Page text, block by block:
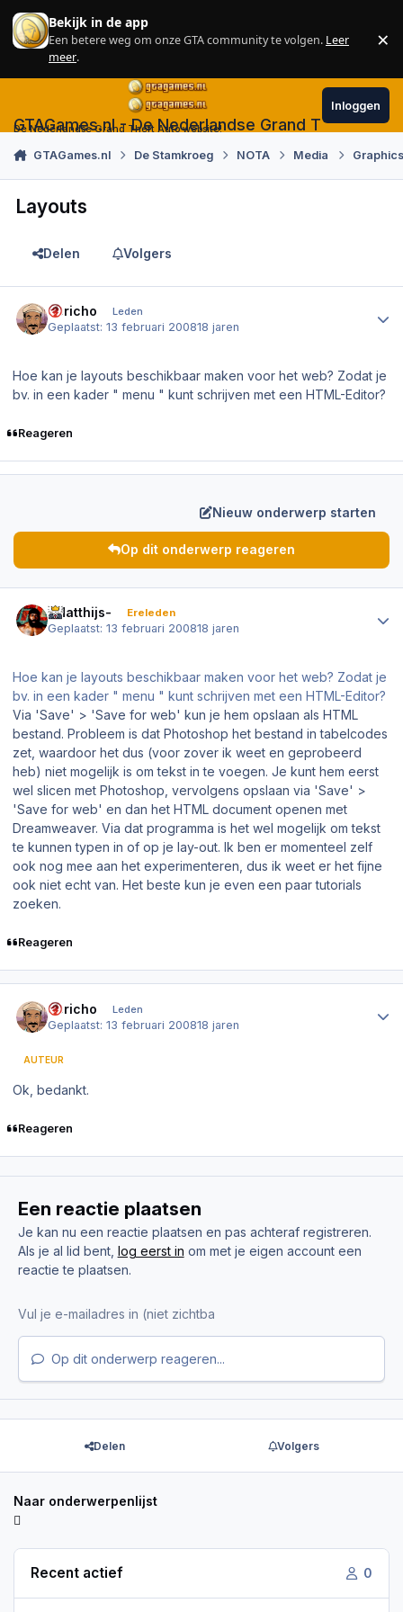
Skip to content
Bekijk in de app
Een betere weg om onze GTA community te volgen. Leer
meer.
×
GTAGames.nl - De Nederlandse Grand Theft Auto
De Nederlandse Grand Theft Auto website!
Inloggen
GTAGames.nl De Stamkroeg NOTA Media
Layouts
Delen Volgers
Jericho Leden
Geplaatst:13 februari 200818 jaren
Hoe kan je layouts beschikbaar maken voor het web? Zodat je
bv. in een kader " menu " kunt schrijven met een HTML-Editor?
Reageren
Nieuw onderwerp starten
Op dit onderwerp reageren
-Matthijs- Ereleden
Geplaatst:13 februari 200818 jaren
Hoe kan je layouts beschikbaar maken voor het web? Zodat je
bv. in een kader " menu " kunt schrijven met een HTML-Editor?
Via 'Save' > 'Save for web' kun je hem opslaan als HTML
bestand. Probleem is dat Photoshop het bestand in tabelcodes
zet, waardoor het dus (voor zover ik weet en geprobeerd
heb) niet mogelijk is om tekst in te voegen. Je kunt hem eerst
wel slicen met Photoshop, vervolgens opslaan via 'Save' >
'Save for web' en dan het HTML document openen met
Dreamweaver. Via dat programma is het wel mogelijk om tekst
te kunnen typen in of op je lay-out. Ik ben er momenteel zelf
ook nog mee aan het experimenteren, dus ik weet er het fijne
ook niet echt van. Het beste kun je even een paar tutorials
zoeken.
Reageren
Jericho Leden
Geplaatst:13 februari 200818 jaren
AUTEUR
Ok, bedankt.
Reageren
Een reactie plaatsen
Je kan nu een reactie plaatsen en pas achteraf registreren.
Als je al lid bent, log eerst in om met je eigen account een
reactie te plaatsen.
Op dit onderwerp reageren...
Delen Volgers
Naar onderwerpenlijst
Recent actief 0